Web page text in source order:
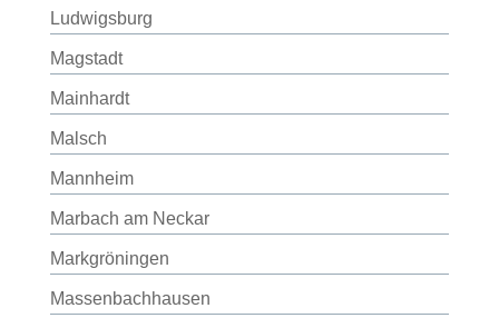
Ludwigsburg
Magstadt
Mainhardt
Malsch
Mannheim
Marbach am Neckar
Markgröningen
Massenbachhausen